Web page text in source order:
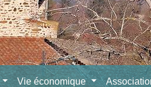
Vie économique